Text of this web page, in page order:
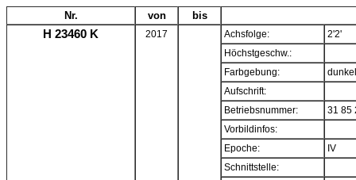
Nr. von bis
H 23460 K 2017 Achsfolge:
2'2'
Höchstgeschw.:
Farbgebung:
Aufschrift:
Betriebsnummer:
31 85
Vorbildinfos:
Epoche:
IV
Schnittstelle: